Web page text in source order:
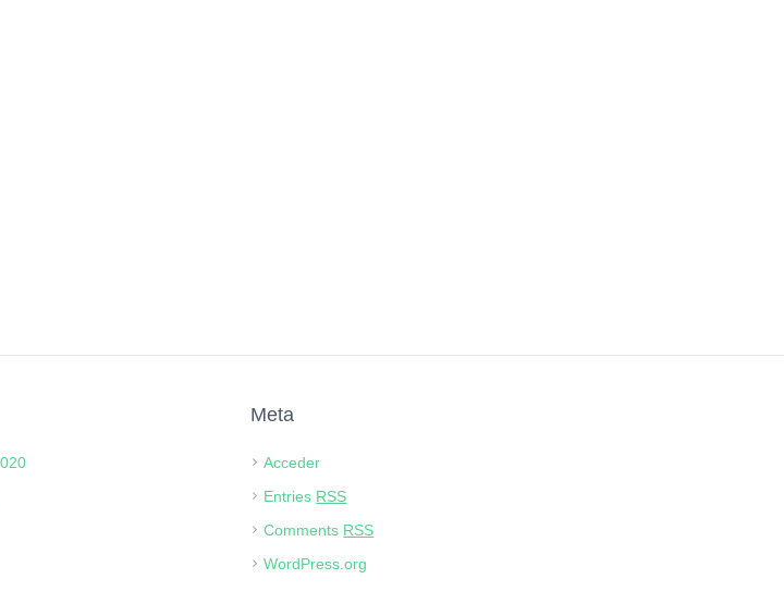
Meta
Acceder
Entries RSS
Comments RSS
WordPress.org